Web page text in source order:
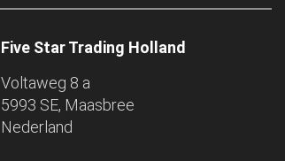
Five Star Trading Holland
Voltaweg 8 a
5993 SE, Maasbree
Nederland